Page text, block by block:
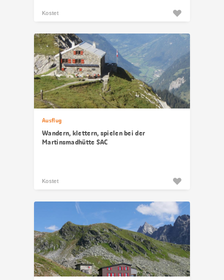
Kostet
Ausflug
Wandern, klettern, spielen bei der
Martinsmadhütte SAC
Kostet